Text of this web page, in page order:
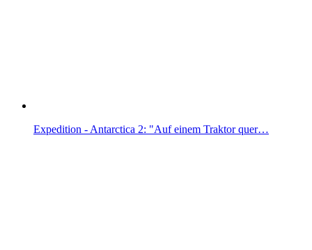
Expedition - Antarctica 2: "Auf einem Traktor quer…